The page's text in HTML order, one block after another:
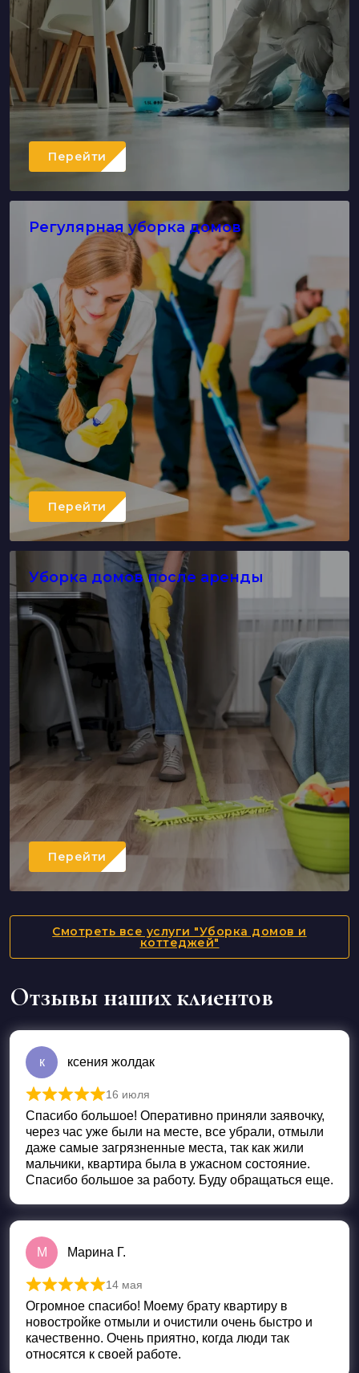
Перейти
Регулярная уборка домов
Перейти
Уборка домов после аренды
Перейти
Смотреть все услуги "Уборка домов и
коттеджей"
Отзывы наших клиентов
к ксения жолдак
Оценка
16 июля
Спасибо большое! Оперативно приняли заявочку,
через час уже были на месте, все убрали, отмыли
даже самые загрязненные места, так как жили
мальчики, квартира была в ужасном состояние.
Спасибо большое за работу. Буду обращаться еще.
М Марина Г.
Оценка
14 мая
Огромное спасибо! Моему брату квартиру в
новостройке отмыли и очистили очень быстро и
качественно. Очень приятно, когда люди так
относятся к своей работе.